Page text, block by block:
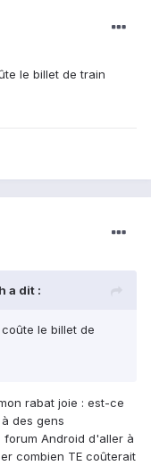
le billet de train
a dit :
le billet de
rabat joie : est-ce
des gens
Android d'aller à
combien TE coûterait